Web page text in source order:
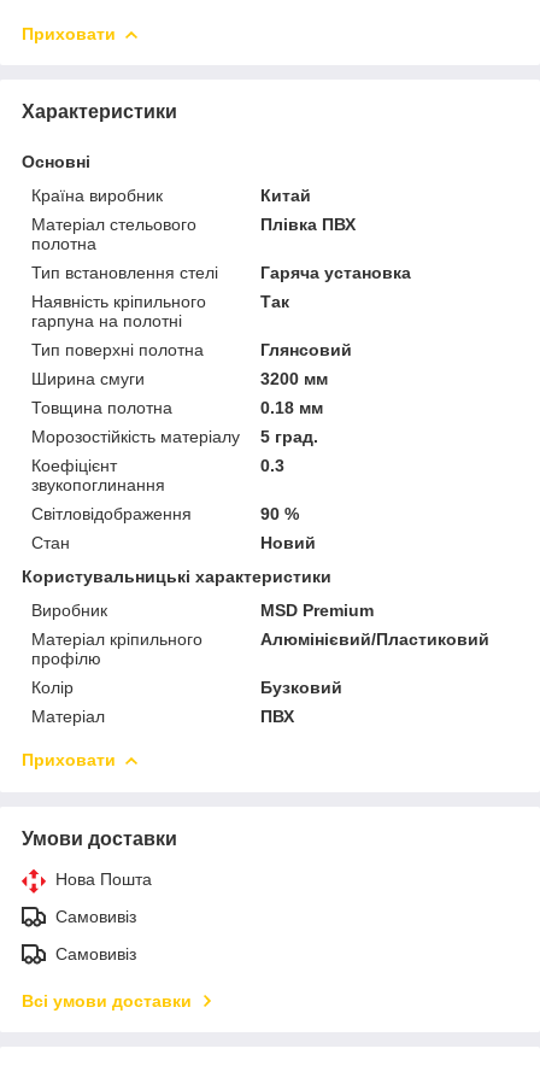
Приховати
Характеристики
Основні
Країна виробник
Китай
Матеріал стельового
полотна
Плівка ПВХ
Тип встановлення стелі
Гаряча установка
Наявність кріпильного
гарпуна на полотні
Так
Тип поверхні полотна
Глянсовий
Ширина смуги
3200 мм
Товщина полотна
0.18 мм
Морозостійкість матеріалу
5 град.
Коефіцієнт
звукопоглинання
0.3
Світловідображення
90 %
Стан
Новий
Користувальницькі характеристики
Виробник
MSD Premium
Матеріал кріпильного
профілю
Алюмінієвий/Пластиковий
Колір
Бузковий
Матеріал
ПВХ
Приховати
Умови доставки
Нова Пошта
Самовивіз
Самовивіз
Всі умови доставки